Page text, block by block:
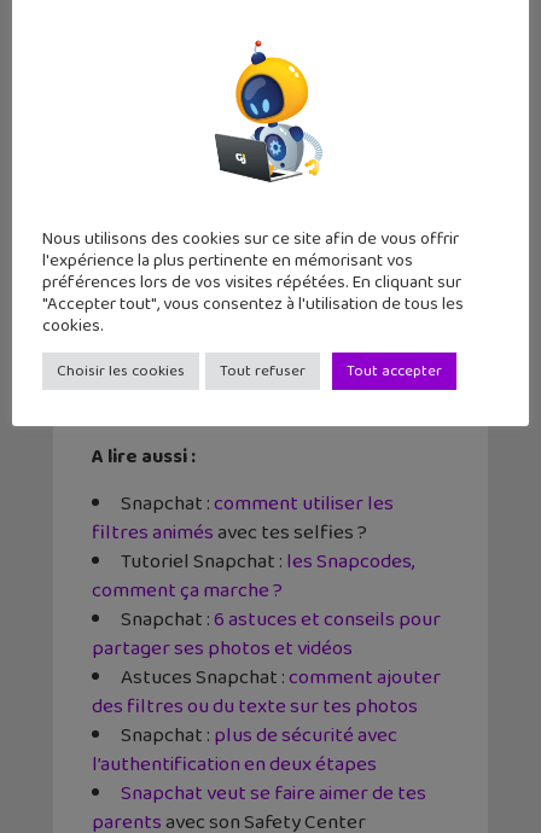
Appuyer sur « Gérer les préférences »
dans « Optios supplémentaires »
Appuyer sur l’option « Emojis d’amis »
Tu appuies sur l’emoji que tu veux
changer et la liste des emojis apparaît. Il
veux pour qu’il devienne le nouvel emoji.
A lire :
Guide Snapchat : astuces, tutoriels
et les dernières actualités
Pour télécharger Snapchat :Android,
A lire aussi :
Snapchat :comment utiliser les
filtres animésavec tes selfies ?
Tutoriel Snapchat :les Snapcodes,
comment ça marche ?
Snapchat :6 astuces et conseils pour
partager ses photos et vidéos
Astuces Snapchat :comment ajouter
des filtres ou du texte sur tes photos
Snapchat :plus de sécurité avec
l’authentification en deux étapes
Snapchat veut se faire aimer de tes
parentsavec son Safety Center
Nous utilisons des cookies sur ce site afin de vous offrir
l'expérience la plus pertinente en mémorisant vos
préférences lors de vos visites répétées. En cliquant sur
"Accepter tout", vous consentez à l'utilisation de tous les
cookies.
Choisir les cookies Tout refuser Tout accepter